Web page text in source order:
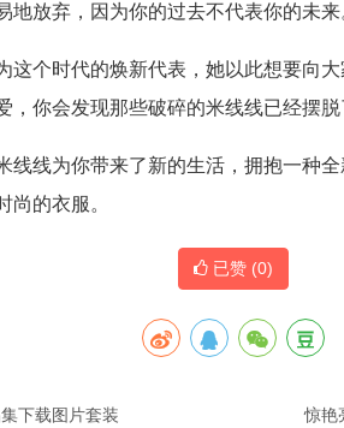
地放弃，因为你的过去不代表你的未来
这个时代的焕新代表，她以此想要向
，你会发现那些破碎的米线线已经摆脱
线线为你带来了新的生活，拥抱一种
尚的衣服。
已赞 (0)
下载图片套装 惊艳